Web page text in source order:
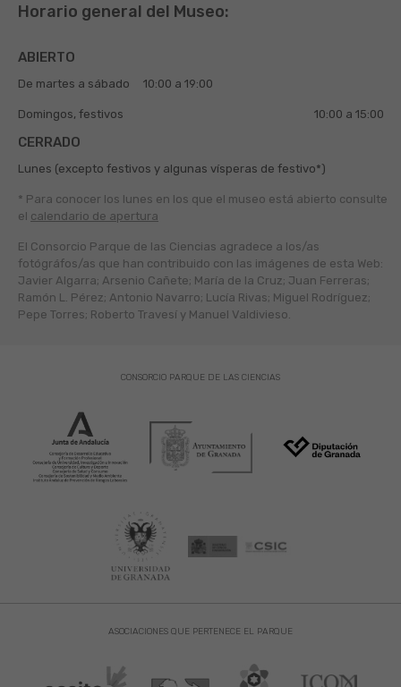
Horario general del Museo:
ABIERTO
De martes a sábado 10:00 a 19:00
Domingos, festivos 10:00 a 15:00
CERRADO
Lunes (excepto festivos y algunas vísperas de festivo*)
* Para conocer los lunes en los que el museo está abierto consulte
el calendario de apertura
El Consorcio Parque de las Ciencias agradece a los/as
fotógráfos/as que han contribuido con las imágenes de esta Web:
Javier Algarra; Arsenio Cañete; María de la Cruz; Juan Ferreras;
Ramón L. Pérez; Antonio Navarro; Lucía Rivas; Miguel Rodríguez;
Pepe Torres; Roberto Travesí y Manuel Valdivieso.
ASOCIACIONES QUE PERTENECE EL PARQUE
CONSORCIO PARQUE DE LAS CIENCIAS